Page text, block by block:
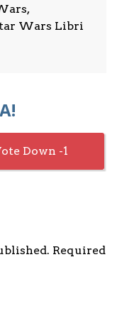
Wars Libri
1
Required